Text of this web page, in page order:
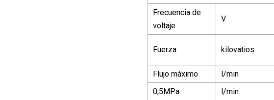
Frecuencia de
voltaje
V
Fuerza kilovatios
Flujo máximo l/min
0,5MPa
l/min